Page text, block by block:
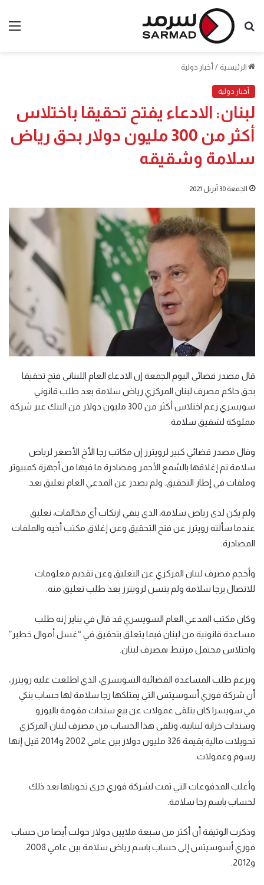
بحث
الرئيسية / أخبار دولية
أخبار دولية
لبنان: الادعاء يفتح تحقيقا باختلاس
أكثر من 300 مليون دولار بحق رياض
سلامة وشقيقه
الجمعة 30 أبريل 2021
قال مصدر قضائي اليوم الجمعة إن الادعاء العام اللبناني فتح تحقيقا
بحق حاكم مصرف لبنان المركزي رياض سلامة بعد طلب قانوني
سويسري زعم اختلاس أكثر من 300 مليون دولار من البنك عبر شركة
مملوكة لشقيق سلامة.
وقال مصدر قضائي كبير لرويترز إن مكاتب رجا الأخ الأصغر لرياض
سلامة تم إغلاقها بالشمع الأحمر ومصادرة ما فيها من أجهزة كمبيوتر
وملفات في إطار التحقيق. ولم يصدر عن المدعي العام تعليق بعد.
ولم يكن لدى رياض سلامة، الذي ينفي ارتكاب أي مخالفات، تعليق
عندما سألته رويترز عن فتح التحقيق وعن إغلاق مكتب أخيه والملفات
المصادرة.
وأحجم مصرف لبنان المركزي عن التعليق وعن تقديم معلومات
للاتصال برجا سلامة ولم يتسن لرويترز بعد طلب تعليق منه.
وكان مكتب المدعي العام السويسري قد قال في يناير إنه طلب
مساعدة قانونية من لبنان فيما يتعلق بتحقيق في “غسل أموال خطير”
واختلاس محتمل مرتبط بمصرف لبنان.
ويزعم طلب المساعدة القضائية السويسري، الذي اطلعت عليه رويترز،
أن شركة فوري أسوسيتس التي يمتلكها رجا سلامة لها حساب بنكي
في سويسرا كان يتلقى عمولات عن بيع سندات مقومة باليورو
وسندات خزانة لبنانية، وتلقى هذا الحساب من مصرف لبنان المركزي
تحويلات مالية بقيمة 326 مليون دولار بين عامي 2002 و2014 قيل إنها
رسوم وعمولات.
وأغلب المدفوعات التي تمت لشركة فوري جرى تحويلها بعد ذلك
لحساب باسم رجا سلامة.
وذكرت الوثيقة أن أكثر من سبعة ملايين دولار حولت أيضا من حساب
فوري أسوسيتس إلى حساب باسم رياض سلامة بين عامي 2008
و2012.